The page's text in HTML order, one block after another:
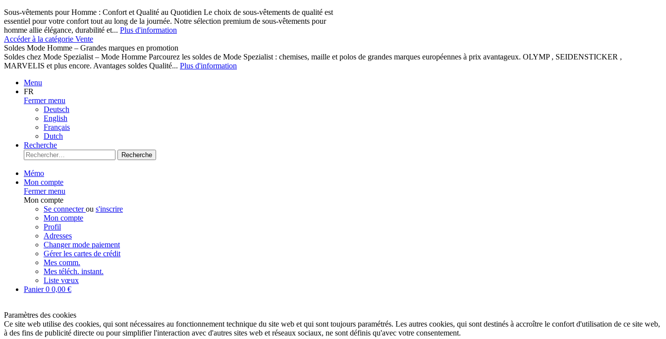
Sous-vêtements pour Homme : Confort et Qualité au Quotidien Le choix de sous-vêtements de qualité est
essentiel pour votre confort tout au long de la journée. Notre sélection premium de sous-vêtements pour
homme allie élégance, durabilité et... Plus d'information
Accéder à la catégorie Vente
Soldes Mode Homme – Grandes marques en promotion
Soldes chez Mode Spezialist – Mode Homme Parcourez les soldes de Mode Spezialist : chemises, maille et polos de grandes marques européennes à prix avantageux. OLYMP , SEIDENSTICKER ,
MARVELIS et plus encore. Avantages soldes Qualité... Plus d'information
Menu
FR
Fermer menu
Deutsch
English
Français
Dutch
Recherche
Recherche
Mémo
Mon compte
Fermer menu
Mon compte
Se connecterou s'inscrire
Mon compte
Profil
Adresses
Changer mode paiement
Gérer les cartes de crédit
Mes comm.
Mes téléch. instant.
Liste vœux
Panier0 0,00 €
Paramètres des cookies
Ce site web utilise des cookies, qui sont nécessaires au fonctionnement technique du site web et qui sont toujours paramétrés. Les autres cookies, qui sont destinés à accroître le confort d'utilisation de ce site web,
à des fins de publicité directe ou pour simplifier l'interaction avec d'autres sites web et réseaux sociaux, ne sont définis qu'avec votre consentement.